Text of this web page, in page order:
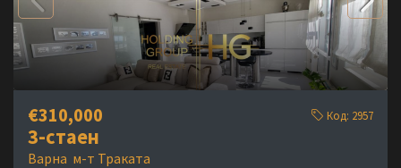
€310,000 Код: 2957
3-стаен
Варна м-т Траката